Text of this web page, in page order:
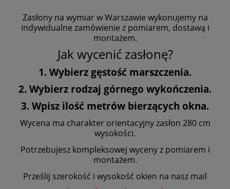
Zasłony na wymiar w Warszawie wykonujemy na
indywidualne zamówienie z pomiarem, dostawą i
montażem.
Jak wycenić zasłonę?
1. Wybierz gęstość marszczenia.
2. Wybierz rodzaj górnego wykończenia.
3. Wpisz ilość metrów bierzących okna.
Wycena ma charakter orientacyjny zasłon 280 cm
wysokości.
Potrzebujesz kompleksowej wyceny z pomiarem i
montażem.
Prześlij szerokość i wysokość okien na nasz mail